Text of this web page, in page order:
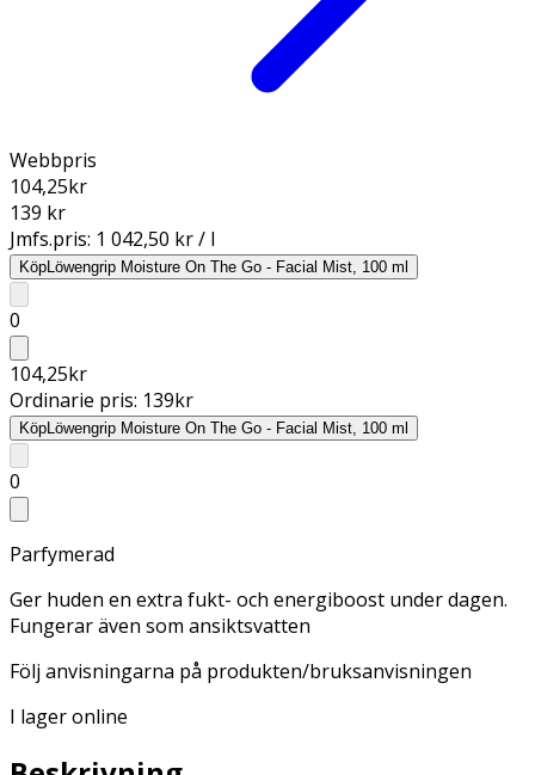
Webbpris
104,25kr
139 kr
Jmfs.pris: 1 042,50 kr / l
KöpLöwengrip Moisture On The Go - Facial Mist, 100 ml
0
104,25kr
Ordinarie pris: 139kr
KöpLöwengrip Moisture On The Go - Facial Mist, 100 ml
0
Parfymerad
Ger huden en extra fukt- och energiboost under dagen.
Fungerar även som ansiktsvatten
Följ anvisningarna på produkten/bruksanvisningen
I lager online